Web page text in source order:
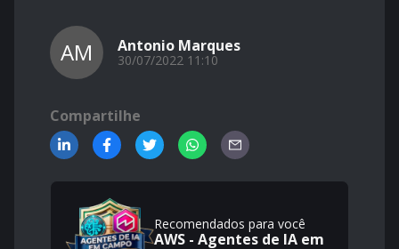
AM Antonio Marques
30/07/2022 11:10
Compartilhe
Recomendados para você
AWS - Agentes de IA em